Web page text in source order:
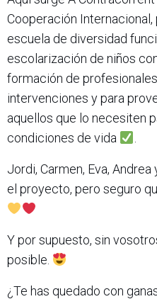
Cooperación Internacional,
escuela de diversidad
escolarización de niños
formación de
intervenciones y para
aquellos que lo necesiten
condiciones de vida
Jordi, Carmen, Eva,
el proyecto, pero seguro
Y por supuesto, sin
posible.
¿Te has quedado con